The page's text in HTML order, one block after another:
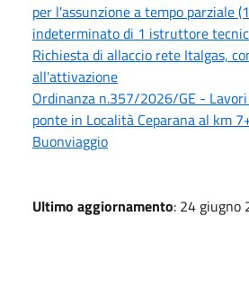
per l'assunzione a tempo parziale
indeterminato di 1 istruttore
Richiesta di allaccio rete Italgas,
all'attivazione
Ordinanza n.357/2026/GE -
ponte in Località Ceparana al km
Buonviaggio
Ultimo aggiornamento: 24 giugno